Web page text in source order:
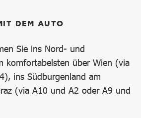
DEM AUTO
Sie ins Nord- und
komfortabelsten über Wien (via
ins Südburgenland am
(via A10 und A2 oder A9 und